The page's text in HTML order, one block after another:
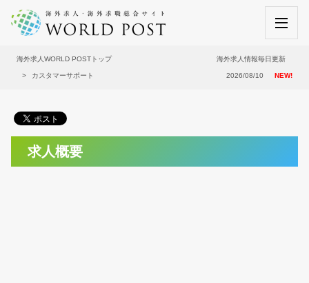
海外求人WORLD POSTトップ
カスタマーサポート
海外求人情報毎日更新
2026/08/10 NEW!
求人概要